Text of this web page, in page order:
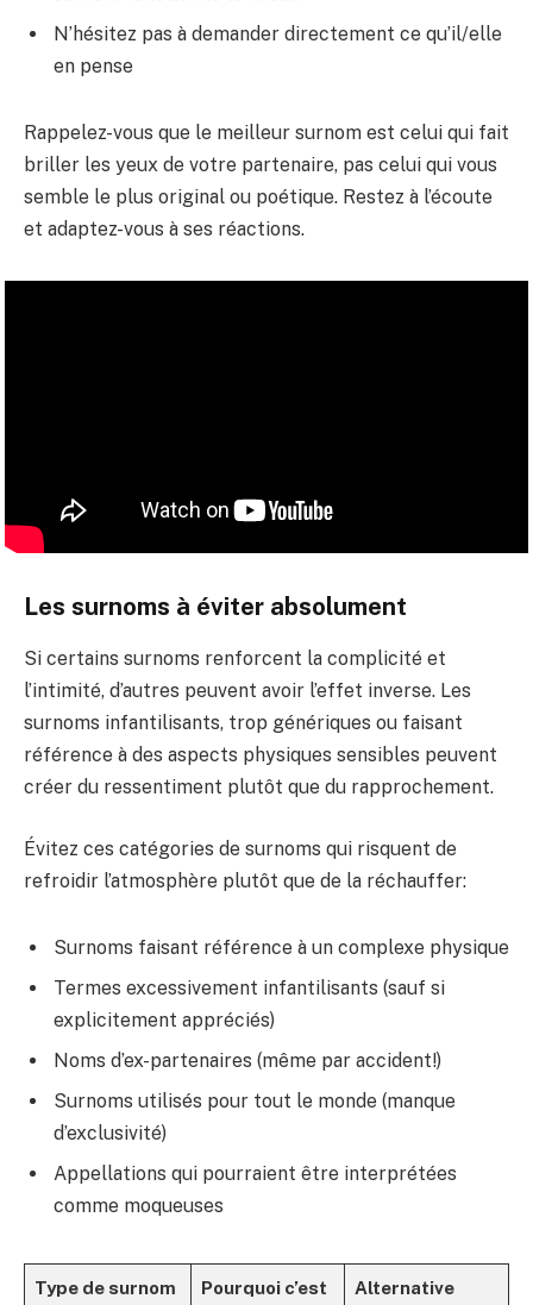
N’hésitez pas à demander directement ce qu’il/elle
en pense
Rappelez-vous que le meilleur surnom est celui qui fait
briller les yeux de votre partenaire, pas celui qui vous
semble le plus original ou poétique. Restez à l’écoute
et adaptez-vous à ses réactions.
Les surnoms à éviter absolument
Si certains surnoms renforcent la complicité et
l’intimité, d’autres peuvent avoir l’effet inverse. Les
surnoms infantilisants, trop génériques ou faisant
référence à des aspects physiques sensibles peuvent
créer du ressentiment plutôt que du rapprochement.
Évitez ces catégories de surnoms qui risquent de
refroidir l’atmosphère plutôt que de la réchauffer:
Surnoms faisant référence à un complexe physique
Termes excessivement infantilisants (sauf si
explicitement appréciés)
Noms d’ex-partenaires (même par accident!)
Surnoms utilisés pour tout le monde (manque
d’exclusivité)
Appellations qui pourraient être interprétées
comme moqueuses
Type de surnom Pourquoi c’est Alternative